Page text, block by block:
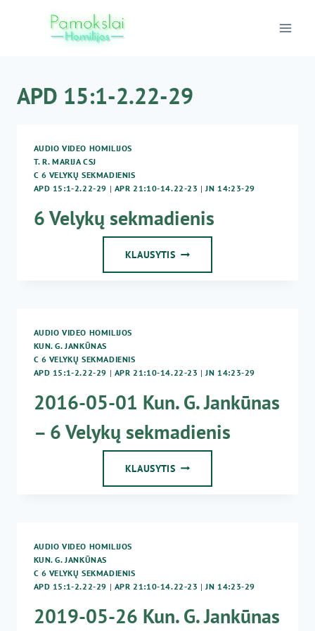
APD 15:1-2.22-29
AUDIO VIDEO HOMILIJOS
T. R. MARIJA CSJ
C 6 VELYKŲ SEKMADIENIS
APD 15:1-2.22-29 | APR 21:10-14.22-23 |JN 14:23-29
6 Velykų sekmadienis
KLAUSYTIS6
AUDIO VIDEO HOMILIJOS
KUN. G. JANKŪNAS
C 6 VELYKŲ SEKMADIENIS
APD 15:1-2.22-29 | APR 21:10-14.22-23 | JN 14:23-29
2016-05-01 Kun. G. Jankūnas
– 6 Velykų sekmadienis
KLAUSYTIS2016-
VELYKŲ
AUDIO VIDEO HOMILIJOS
KUN. G. JANKŪNAS
C 6 VELYKŲ SEKMADIENIS
APD 15:1-2.22-29 | APR 21:10-14.22-23 | JN 14:23-29
2019-05-26 Kun. G. Jankūnas